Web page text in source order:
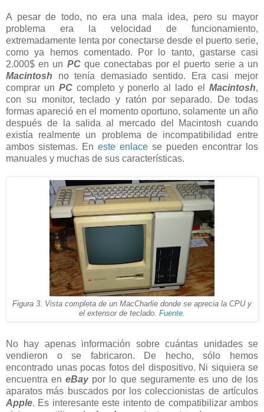
A pesar de todo, no era una mala idea, pero su mayor
problema era la velocidad de funcionamiento,
extremadamente lenta por conectarse desde el puerto serie,
como ya hemos comentado. Por lo tanto, gastarse casi
2.000$ en un PCque conectabas por el puerto serie a un
Macintosh no tenía demasiado sentido. Era casi mejor
comprar un PCcompleto y ponerlo al lado elMacintosh,
con su monitor, teclado y ratón por separado. De todas
formas apareció en el momento oportuno, solamente un año
después de la salida al mercado del Macintosh cuando
existía realmente un problema de incompatibilidad entre
ambos sistemas. En este enlace se pueden encontrar los
manuales y muchas de sus características.
Figura 3. Vista completa de un MacCharlie donde se aprecia la CPU y
el extensor de teclado. Fuente.
No hay apenas información sobre cuántas unidades se
vendieron o se fabricaron. De hecho, sólo hemos
encontrado unas pocas fotos del dispositivo. Ni siquiera se
encuentra eneBaypor lo que seguramente es uno de los
aparatos más buscados por los coleccionistas de artículos
Apple. Es interesante este intento de compatibilizar ambos